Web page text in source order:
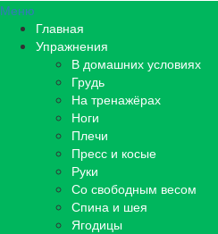
Меню
Главная
Упражнения
В домашних условиях
Грудь
На тренажёрах
Ноги
Плечи
Пресс и косые
Руки
Со свободным весом
Спина и шея
Ягодицы